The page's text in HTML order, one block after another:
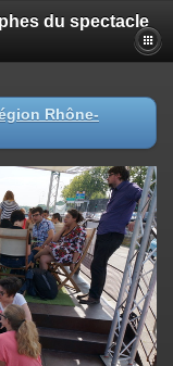
du spectacle
Rhône-